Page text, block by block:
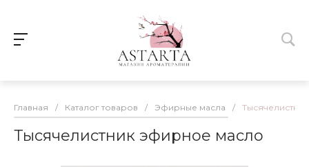
Главная / Каталог товаров / Эфирные масла /
Тысячелистник эфирное масло